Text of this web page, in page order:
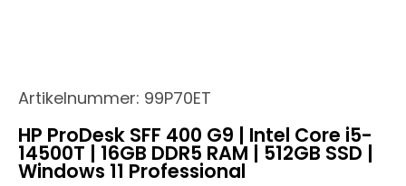
Artikelnummer: 99P70ET
HP ProDesk SFF 400 G9 | Intel Core i5-
14500T | 16GB DDR5 RAM | 512GB SSD |
Windows 11 Professional